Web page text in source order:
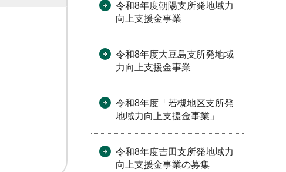
令和8年度朝陽支所発地域力
向上支援金事業
令和8年度大豆島支所発地域
力向上支援金事業
令和8年度「若槻地区支所発
地域力向上支援金事業」
令和8年度吉田支所発地域力
向上支援金事業の募集